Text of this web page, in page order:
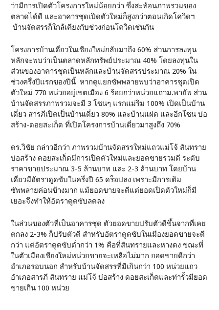
ว่ามีการเปิดตัวโครงการใหม่น้อยกว่า ซึ่งสะท้อนภาพรวมของ
ตลาดได้ดี และอาคารชุดเปิดตัวใหม่ก็สูงกว่าตอนเกิดโควิดฯ
บ้านจัดสรรก็ใกล้เคียงกับช่วงก่อนโควิดเช่นกัน
โครงการบ้านเดี่ยวในเชียงใหม่กลับมาถึง 60% ส่วนการลงทุน
หลักจะพบว่าเป็นตลาดหลักทรัพย์ประมาณ 40% โดยลงทุนใน
ส่วนของอาคารชุดเป็นหลักและบ้านจัดสรรประมาณ 20% ใน
ช่วงครึ่งปีแรกของปีนี้ หากดูแยกซัพพลายพบว่าอาคารชุดเปิด
ตัวใหม่ 770 หน่วยอยู่เขตเมือง 6 ร้อยกว่าหน่วยแถวม.พายัพ ส่วน
บ้านจัดสรรภาพรวมจะมี 3 โซนๆ แรกแม่ริม 100% เปิดเป็นบ้าน
เดี่ยว สารภีเปิดเป็นบ้านเดี่ยว 80% และบ้านแฝด และอีกโซน บ่อ
สร้าง-ดอยสะเก็ด ที่เปิดโครงการบ้านเดี่ยวมาสูงถึง 70%
ดร.วิชัย กล่าวอีกว่า ภาพรวมบ้านจัดสรรใหม่แถวแม่โจ้ สันทราย
บ่อสร้าง ดอยสะเก็ดมีการเปิดตัวใหม่และยอดขายรวมดี ระดับ
ราคาขายประมาณ 3-5 ล้านบาท และ 2-3 ล้านบาท โดยบ้าน
เดี่ยวมีอัตราดูดซับในครึ่งปี 65 ดร็อปลง เพราะมีการเติม
ซัพพลายค่อนข้างมาก แม้ยอดขายจะดีแต่ยอดเปิดตัวใหม่ก็มี
เยอะจึงทำให้อัตราดูดซับลดลง
ในส่วนของตัวที่เป็นอาคารชุด ตัวยอดขายปรับตัวดีขึ้นจากที่เคย
ตกลง 2-3% ก็ปรับตัวดี สำหรับอัตราดูดซับในเมืองยอดขายจะดี
กว่า แต่อัตราดูดซับต่ำกว่า 1% คือที่สันทรายและหางดง ขณะที่
ในตัวเมืองเชียงใหม่หน่วยขายจะเหลือไม่มาก ยอดขายดีกว่า
อำเภอรอบนอก สำหรับบ้านจัดสรรที่มีเกินกว่า 100 หน่วยแถว
อำเภอสารภี สันทราย แม่โจ้ บ่อสร้าง ดอยสะเก็ดและท่ารั้วมียอด
ขายเกิน 100 หน่วย